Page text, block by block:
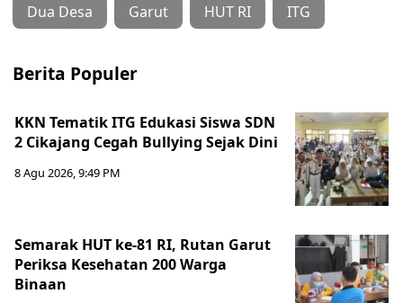
Dua Desa Garut HUT RI ITG
Berita Populer
KKN Tematik ITG Edukasi Siswa SDN
2 Cikajang Cegah Bullying Sejak Dini
8 Agu 2026, 9:49 PM
Semarak HUT ke-81 RI, Rutan Garut
Periksa Kesehatan 200 Warga
Binaan